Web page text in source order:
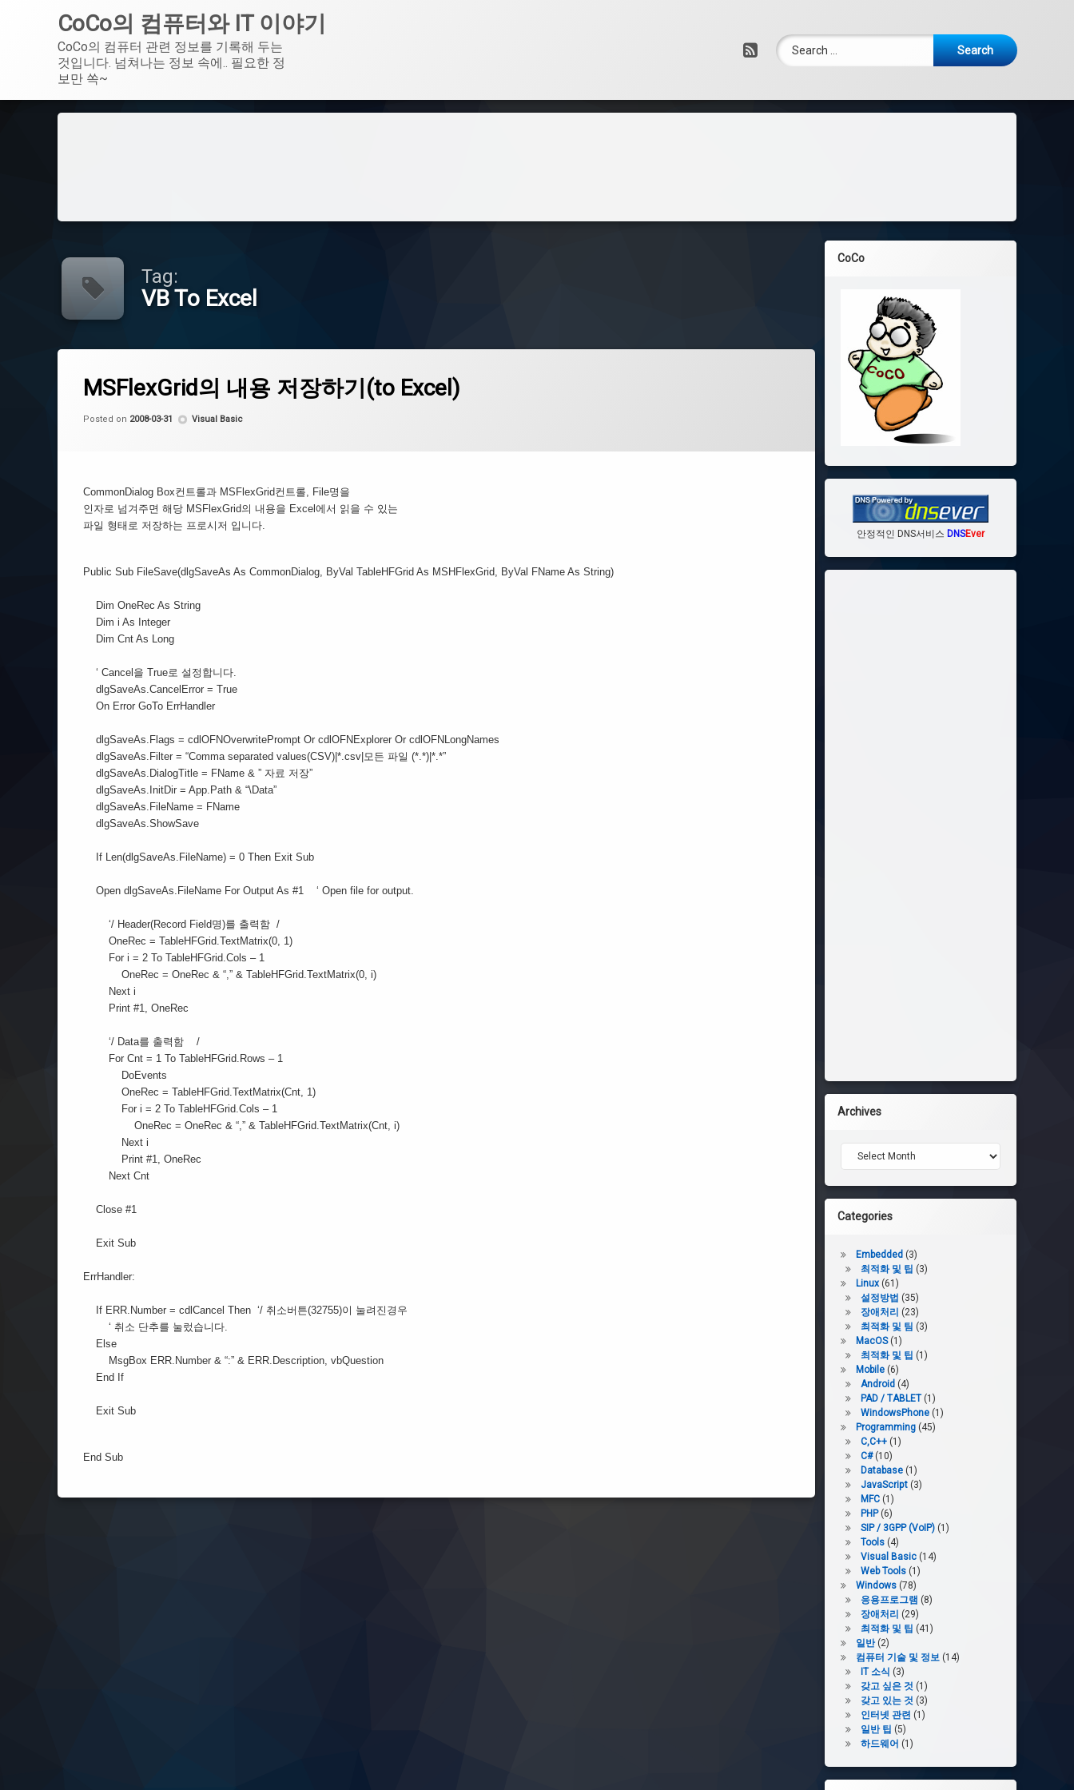
CoCo의 컴퓨터와 IT 이야기
CoCo의 컴퓨터 관련 정보를 기록해 두는
것입니다. 넘쳐나는 정보 속에.. 필요한 정
보만 쏙~
RSSSearch for:
Tag:
VB To Excel
MSFlexGrid의 내용 저장하기(to Excel)
Posted on 2008-03-31
by CoCo
Categories:
Visual Basic
CommonDialog Box컨트롤과 MSFlexGrid컨트롤, File명을
인자로 넘겨주면 해당 MSFlexGrid의 내용을 Excel에서 읽을 수 있는
파일 형태로 저장하는 프로시저 입니다.
Public Sub FileSave(dlgSaveAs As CommonDialog, ByVal TableHFGrid As MSHFlexGrid, ByVal FName As String)
Dim OneRec As String
Dim i As Integer
Dim Cnt As Long
‘ Cancel을 True로 설정합니다.
dlgSaveAs.CancelError = True
On Error GoTo ErrHandler
dlgSaveAs.Flags = cdlOFNOverwritePrompt Or cdlOFNExplorer Or cdlOFNLongNames
dlgSaveAs.Filter = “Comma separated values(CSV)|*.csv|모든 파일 (*.*)|*.*”
dlgSaveAs.DialogTitle = FName & ” 자료 저장”
dlgSaveAs.InitDir = App.Path & “\Data”
dlgSaveAs.FileName = FName
dlgSaveAs.ShowSave
If Len(dlgSaveAs.FileName) = 0 Then Exit Sub
Open dlgSaveAs.FileName For Output As #1 ‘ Open file for output.
‘/ Header(Record Field명)를 출력함 /
OneRec = TableHFGrid.TextMatrix(0, 1)
For i = 2 To TableHFGrid.Cols – 1
OneRec = OneRec & “,” & TableHFGrid.TextMatrix(0, i)
Next i
Print #1, OneRec
‘/ Data를 출력함 /
For Cnt = 1 To TableHFGrid.Rows – 1
DoEvents
OneRec = TableHFGrid.TextMatrix(Cnt, 1)
For i = 2 To TableHFGrid.Cols – 1
OneRec = OneRec & “,” & TableHFGrid.TextMatrix(Cnt, i)
Next i
Print #1, OneRec
Next Cnt
Close #1
Exit Sub
ErrHandler:
If ERR.Number = cdlCancel Then ‘/ 취소버튼(32755)이 눌려진경우
‘ 취소 단추를 눌렀습니다.
Else
MsgBox ERR.Number & “:” & ERR.Description, vbQuestion
End If
Exit Sub
End Sub
CoCo
안정적인 DNS서비스 DNSEver
Archives
Archives
Categories
Embedded(3)
최적화 및 팁 (3)
Linux(61)
설정방법 (35)
장애처리 (23)
최적화 및 팀 (3)
MacOS(1)
최적화 및 팁 (1)
Mobile(6)
Android(4)
PAD / TABLET(1)
WindowsPhone(1)
Programming(45)
C,C++(1)
C#(10)
Database(1)
JavaScript(3)
MFC(1)
PHP(6)
SIP / 3GPP (VoIP)(1)
Tools(4)
Visual Basic(14)
Web Tools(1)
Windows(78)
응용프로그램 (8)
장애처리 (29)
최적화 및 팁 (41)
일반(2)
컴퓨터 기술 및 정보(14)
IT 소식 (3)
갖고 싶은 것 (1)
갖고 있는 것 (3)
인터넷 관련 (1)
일반 팁 (5)
하드웨어 (1)